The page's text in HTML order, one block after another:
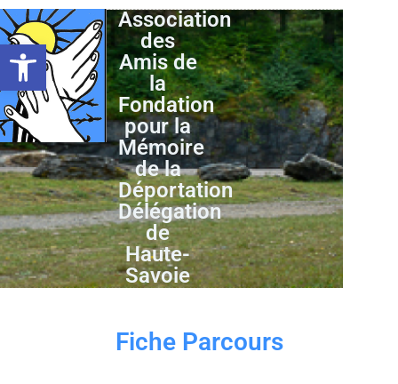
Ouvrir la barre d’outils
Association
des
Amis de
la
Fondation
pour la
Mémoire
de la
Déportation
Délégation
de
Haute-
Savoie
Fiche Parcours